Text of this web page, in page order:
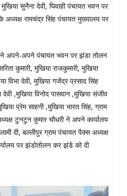
सुनैना देवी, घिवाही पंचायत भवन पर
अध्यक्ष रामचंद्र सिंह पंचायत मुख्यालय पर
ने अपने-अपने पंचायत भवन पर झंडा तोलन
कुमारी, मुखिया राजकुमारी, मुखिया
विभा देवी, मुखिया गजेंद्र प्रसाद सिंह
,मुखिया विनोद पासवान ,मुखिया संजीव
प्रेम साहनी ,मुखिया भारत सिंह, ग्राम
टुनटुन कुमार चौधरी ने अपने कार्यालय
दी, बल्लीपुर ग्राम पंचायत पैक्स अध्यक्ष
पर झंडोतोलन कर झंडे को दी